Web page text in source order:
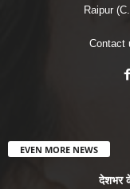
Raipur
Contact
EVEN MORE NEWS
देशभर